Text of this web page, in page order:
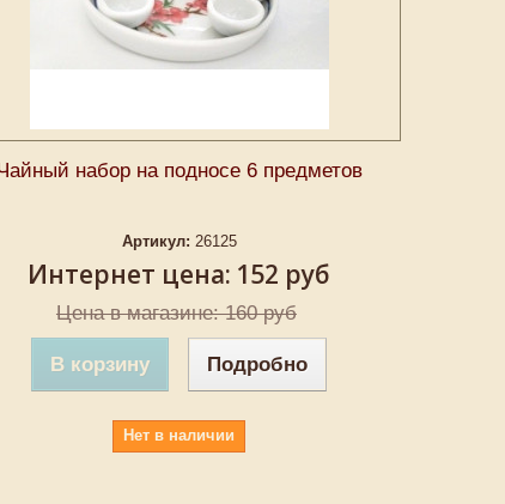
набор на подносе 6 предметов
Артикул: 26125
Интернет цена: 152 руб
Цена в магазине: 160 руб
В корзину Подробно
Нет в наличии